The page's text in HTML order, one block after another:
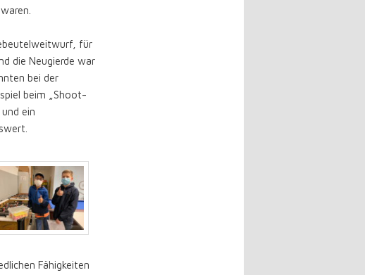
für
die Neugierde war
bei der
beim „Shoot-
ein
Fähigkeiten